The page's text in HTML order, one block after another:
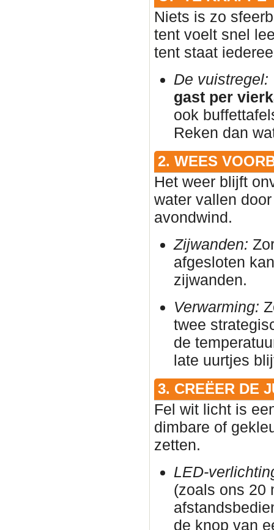
Niets is zo
tent voelt snel
tent staat
De vuistregel:
gast per
ook
Reken dan
2. WEES
Het weer blijft
water vallen
avondwind.
Zijwanden:
afgesloten
zijwanden.
Verwarming:
twee
de
late uurtjes
3. CREËER DE
Fel wit licht is
dimbare of
zetten.
LED-
(zoals ons 20
de knop van